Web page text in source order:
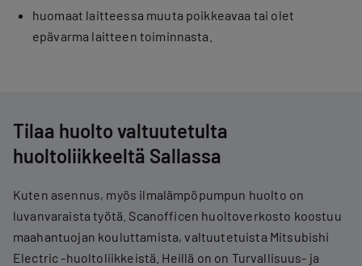
huomaat laitteessa muuta poikkeavaa tai olet
epävarma laitteen toiminnasta.
Tilaa huolto valtuutetulta
huoltoliikkeeltä Sallassa
Kuten asennus, myös ilmalämpöpumpun huolto on
luvanvaraista työtä. Scanofficen huoltoverkosto koostuu
maahantuojan kouluttamista, valtuutetuista Mitsubishi
Electric -huoltoliikkeistä. Heillä on on Turvallisuus- ja